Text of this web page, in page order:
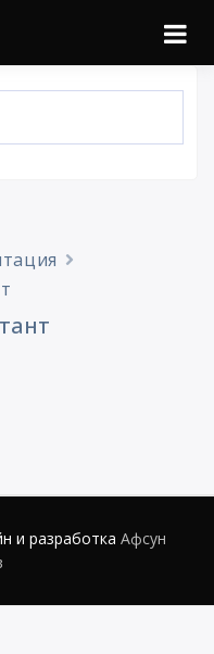
и разработка Афсун